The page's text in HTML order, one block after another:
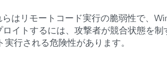
はリモートコード実行の脆弱性で、
イトするには、攻撃者が競合状態を制
行される危険性があります。